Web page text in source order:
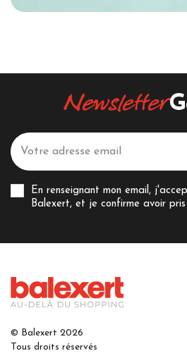
Newsletter
En renseignant mon email,
Balexert, et je confirme avoir pris
© Balexert 2026
Tous droits réservés